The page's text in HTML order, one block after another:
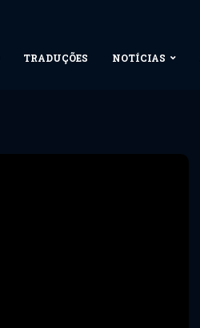
TRADUÇÕES NOTÍCIAS